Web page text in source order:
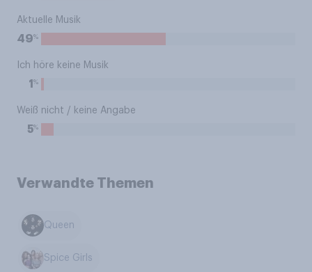
Aktuelle Musik
49%
Ich höre keine Musik
1 %
Weiß nicht / keine Angabe
5%
Verwandte Themen
Queen
Spice Girls